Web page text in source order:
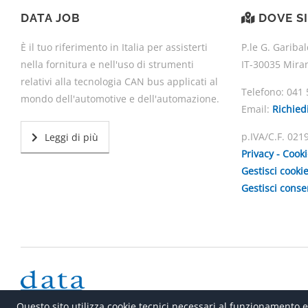
DATA JOB
È il tuo riferimento in Italia per assisterti
nella fornitura e nell'uso di strumenti
relativi alla tecnologia CAN bus applicati al
mondo dell'automotive e dell'automazione.
Leggi di più
DOVE
P.le G.
IT-30035
Telefono: 041
Email:
p.IVA/C.F.
Privacy -
Gestisci cookie
Gestisci